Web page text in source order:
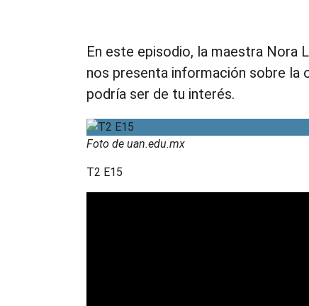
En este episodio, la maestra Nora
nos presenta información sobre la
podría ser de tu interés.
Foto de uan.edu.mx
T2 E15